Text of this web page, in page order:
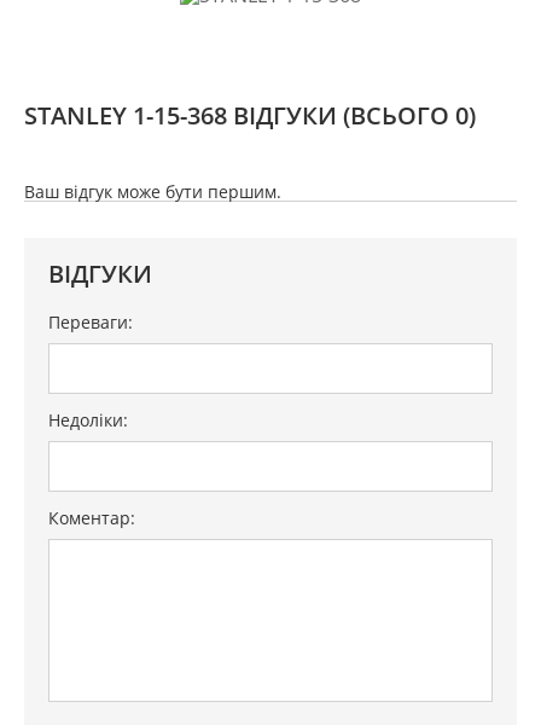
STANLEY 1-15-368 ВІДГУКИ (ВСЬОГО 0)
Ваш відгук може бути першим.
ВІДГУКИ
Переваги:
Недоліки:
Коментар: